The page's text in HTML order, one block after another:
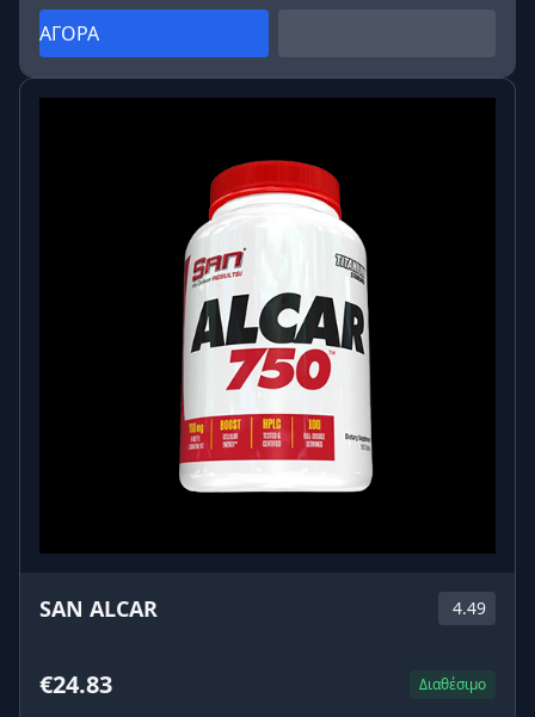
ΑΓΟΡΑ
SAN ALCAR 4.49
€24.83 Διαθέσιμο